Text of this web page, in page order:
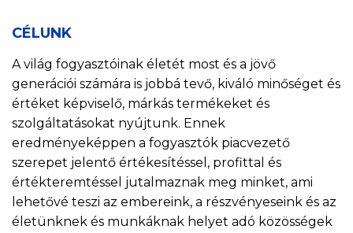
CÉLUNK
A világ fogyasztóinak életét most és a jövő
generációi számára is jobbá tevő, kiváló minőséget és
értéket képviselő, márkás termékeket és
szolgáltatásokat nyújtunk. Ennek
eredményeképpen a fogyasztók piacvezető
szerepet jelentő értékesítéssel, profittal és
értékteremtéssel jutalmaznak meg minket, ami
lehetővé teszi az embereink, a részvényeseink és az
életünknek és munkáknak helyet adó közösségek